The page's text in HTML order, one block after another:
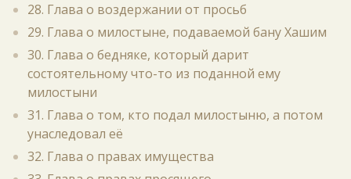
28. Глава о воздержании от просьб
29. Глава о милостыне, подаваемой бану Хашим
30. Глава о бедняке, который дарит
состоятельному что-то из поданной ему
милостыни
31. Глава о том, кто подал милостыню, а потом
унаследовал её
32. Глава о правах имущества